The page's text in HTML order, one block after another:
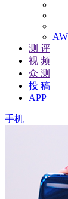
测 评
视 频
众 测
投 稿
APP
手机